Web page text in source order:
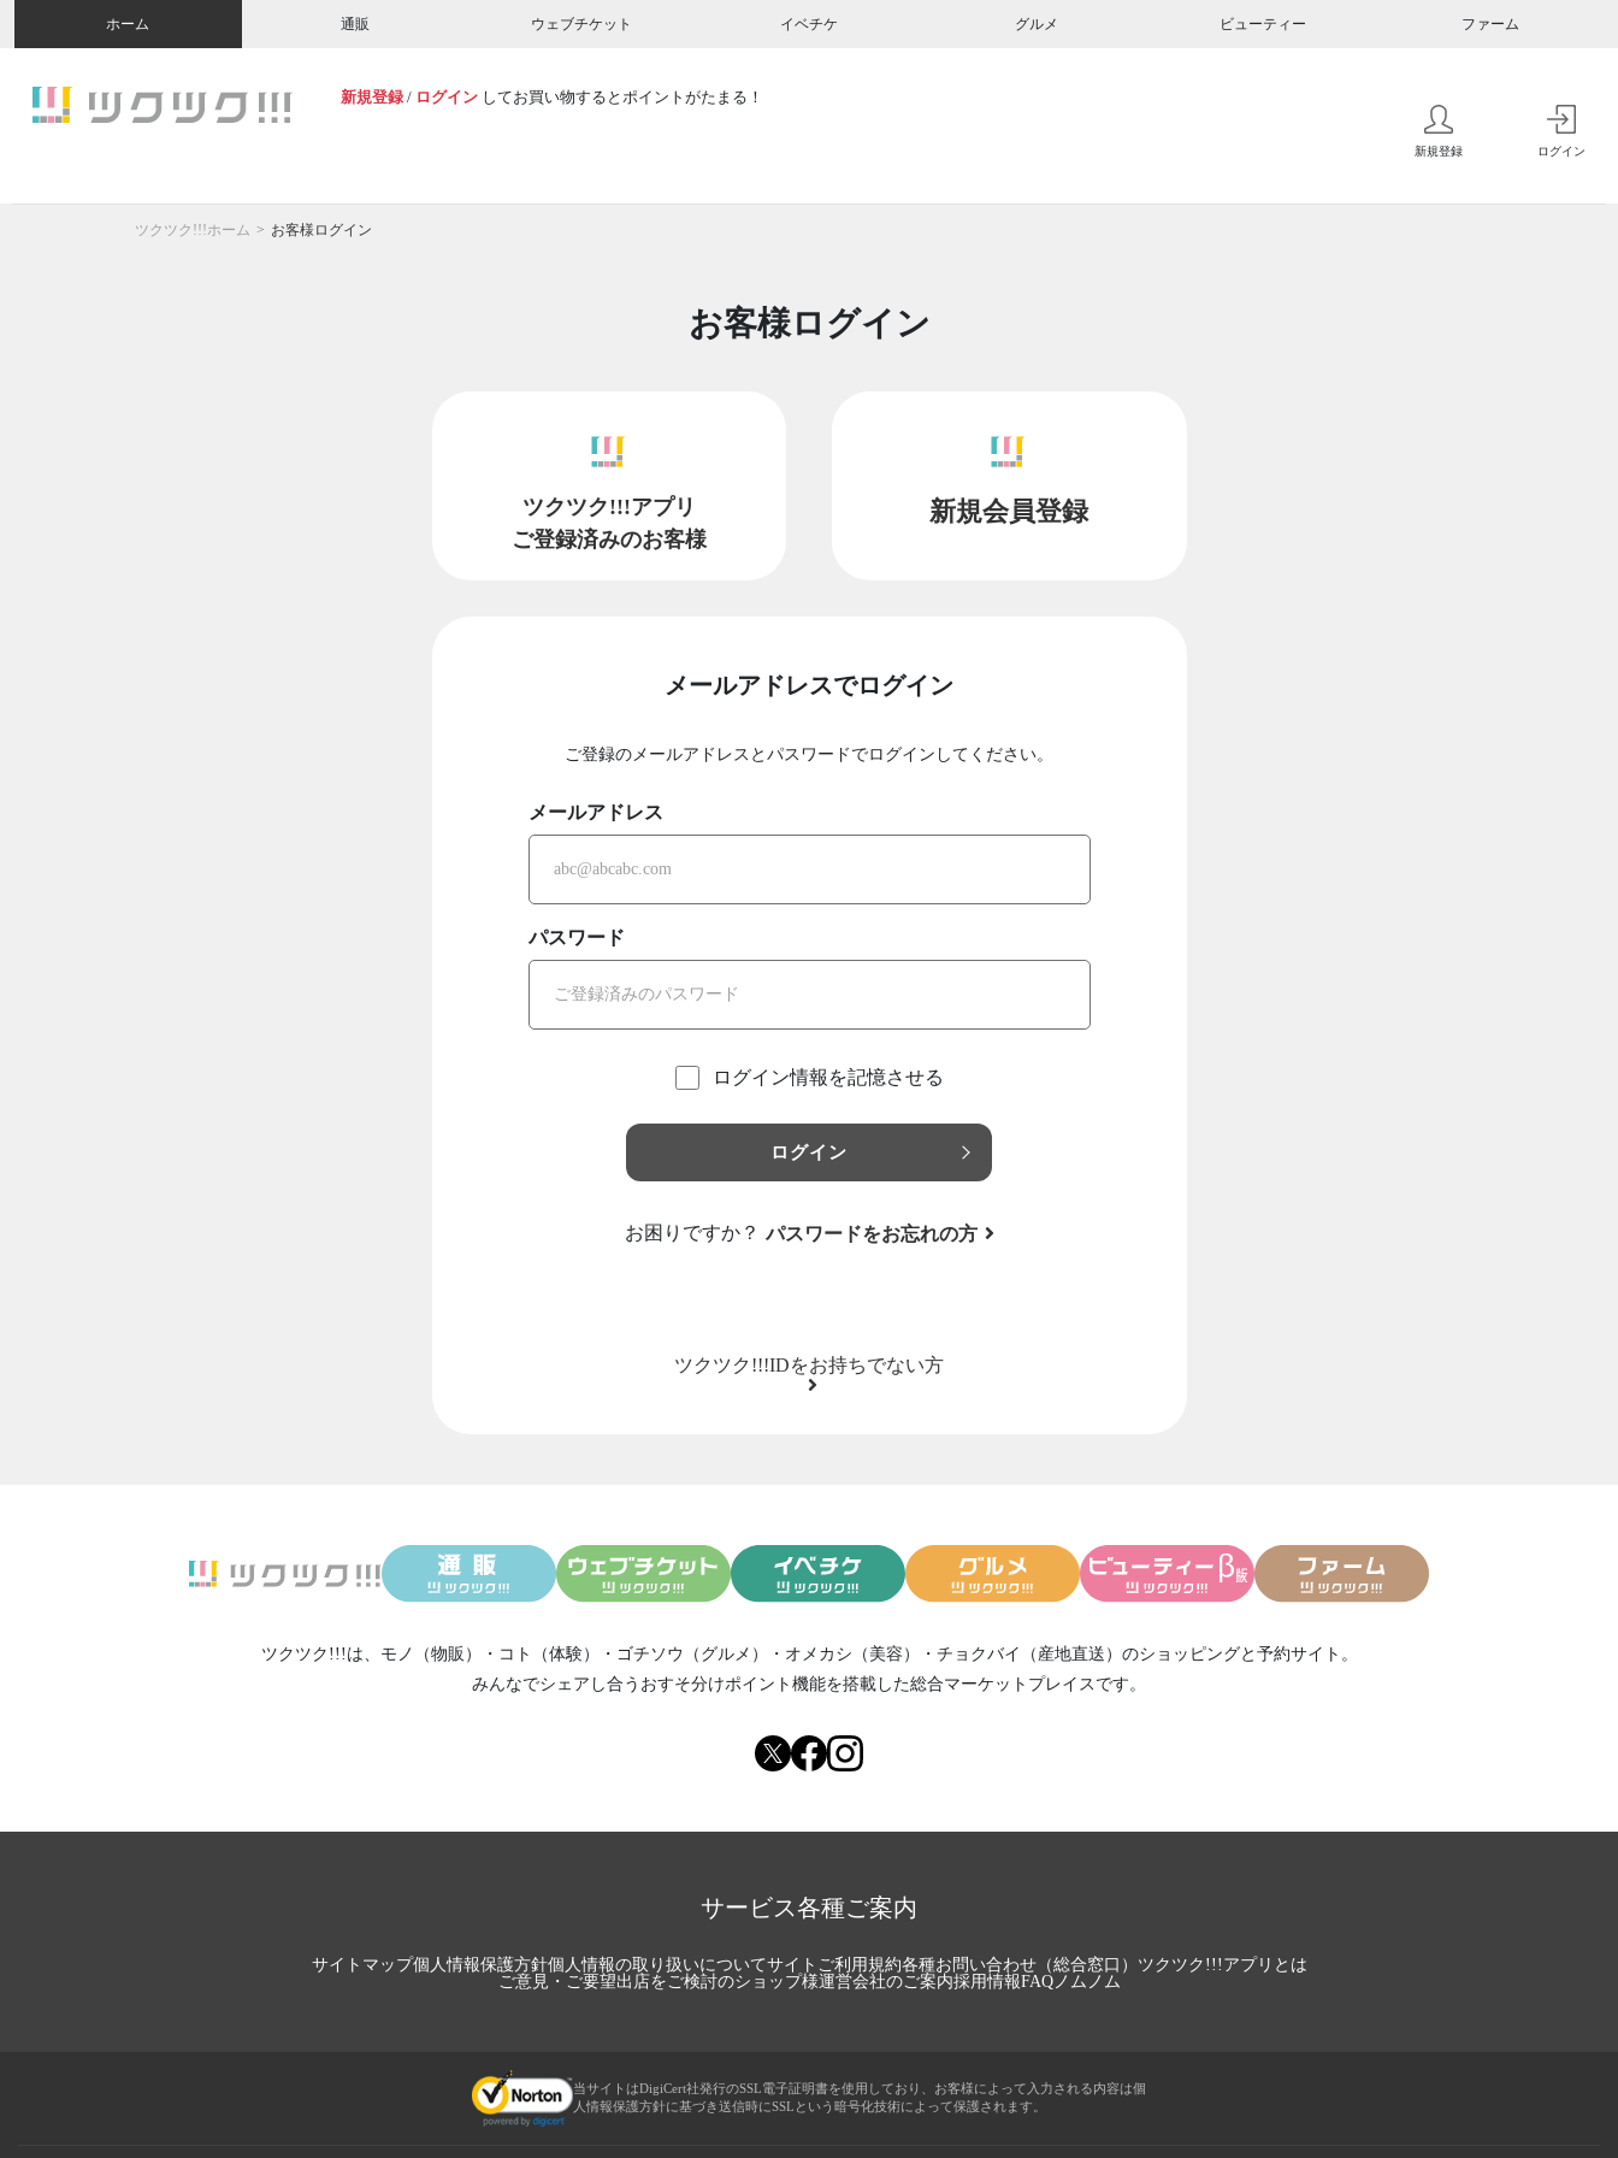
ホーム 通販 ウェブチケット イベチケ グルメ ビューティー ファーム
新規登録 / ログイン してお買い物するとポイントがたまる！
新規登録 ログイン
ツクツク!!!ホーム お客様ログイン
お客様ログイン
ツクツク!!!アプリ
ご登録済みのお客様
新規会員登録
メールアドレスでログイン
ご登録のメールアドレスとパスワードでログインしてください。
メールアドレス
パスワード
ログイン情報を記憶させる
ログイン
お困りですか？ パスワードをお忘れの方
ツクツク!!!IDをお持ちでない方
ツクツク!!!は、 モノ（物販） ・ コト（体験） ・ ゴチソウ（グルメ） ・ オメカシ（美容） ・ チョクバイ（産地直送） のショッピングと予約サイト。
みんなでシェアし合う おすそ分けポイント機能を搭載した総合マーケットプレイスです。
サービス各種ご案内
サイトマップ個人情報保護方針個人情報の取り扱いについてサイトご利用規約各種お問い合わせ（総合窓口） ツクツク!!!アプリとは
ご意見・ご要望出店をご検討のショップ様運営会社のご案内採用情報FAQノムノム
当サイトはDigiCert社発行のSSL電子証明書を使用しており、お客様によって入力される内容は個
人情報保護方針に基づき送信時にSSLという暗号化技術によって保護されます。